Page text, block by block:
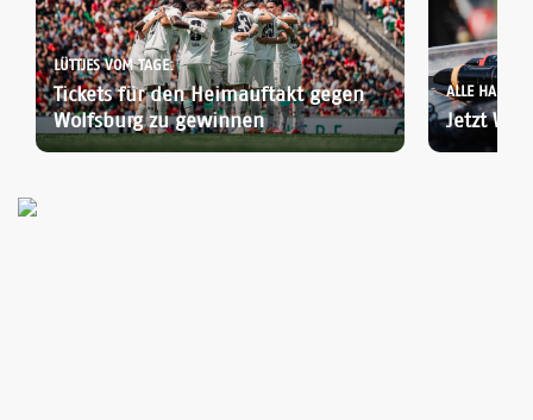
LÜTTJES VOM TAGE:
Tickets für den Heimauftakt gegen
Wolfsburg zu gewinnen
ALLE
Jetzt